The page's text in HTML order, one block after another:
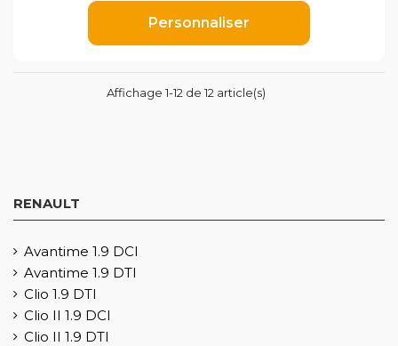
Personnaliser
Affichage 1-12 de 12 article(s)
RENAULT
Avantime 1.9 DCI
Avantime 1.9 DTI
Clio 1.9 DTI
Clio II 1.9 DCI
Clio II 1.9 DTI